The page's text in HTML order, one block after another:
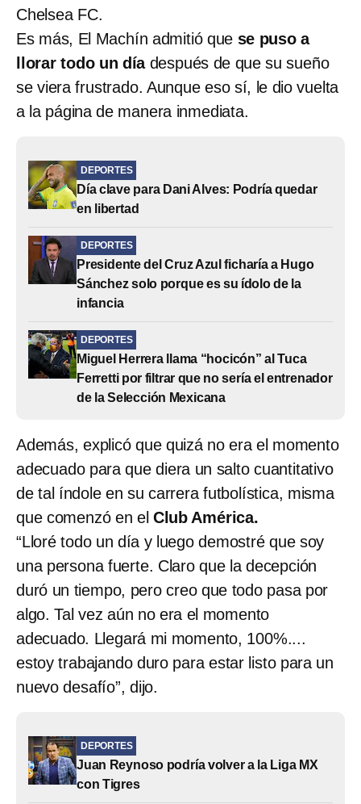
Chelsea FC.
Es más, El Machín admitió que se puso a
llorar todo un día después de que su sueño
se viera frustrado. Aunque eso sí, le dio vuelta
a la página de manera inmediata.
DEPORTES
Día clave para Dani Alves: Podría quedar
en libertad
DEPORTES
Presidente del Cruz Azul ficharía a Hugo
Sánchez solo porque es su ídolo de la
infancia
DEPORTES
Miguel Herrera llama “hocicón” al Tuca
Ferretti por filtrar que no sería el entrenador
de la Selección Mexicana
Además, explicó que quizá no era el momento
adecuado para que diera un salto cuantitativo
de tal índole en su carrera futbolística, misma
que comenzó en el Club América.
“Lloré todo un día y luego demostré que soy
una persona fuerte. Claro que la decepción
duró un tiempo, pero creo que todo pasa por
algo. Tal vez aún no era el momento
adecuado. Llegará mi momento, 100%....
estoy trabajando duro para estar listo para un
nuevo desafío”, dijo.
DEPORTES
Juan Reynoso podría volver a la Liga MX
con Tigres